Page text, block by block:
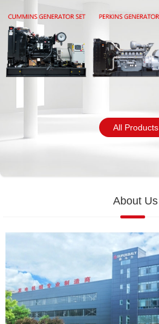
All Products
About Us